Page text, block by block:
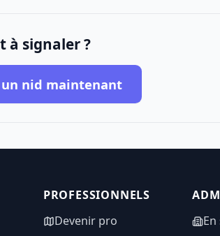
à signaler ?
nid maintenant
PROFESSIONNELS
Devenir pro